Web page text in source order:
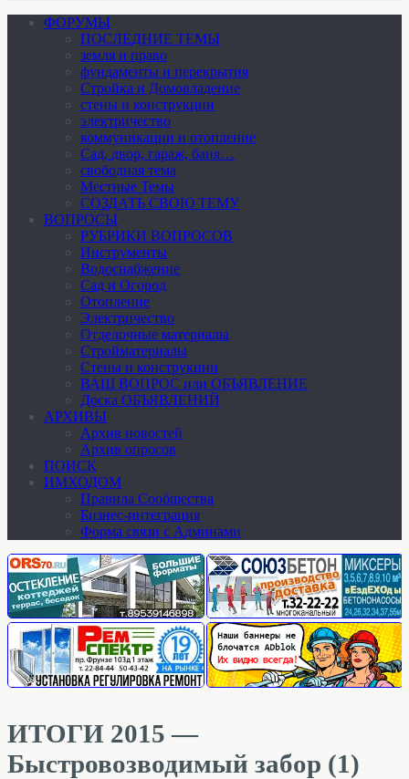
ФОРУМЫ
ПОСЛЕДНИЕ ТЕМЫ
земля и право
фундаменты и перекрытия
Стройка и Домовладение
стены и конструкции
электричество
коммуникации и отопление
Cад, двор, гараж, баня…
свободная тема
Местные Темы
СОЗДАТЬ СВОЮ ТЕМУ
ВОПРОСЫ
РУБРИКИ ВОПРОСОВ
Инструменты
Водоснабжение
Сад и Огород
Отопление
Электричество
Отделочные материалы
Стройматериалы
Стены и конструкции
ВАШ ВОПРОС или ОБЪЯВЛЕНИЕ
Доска ОБЪЯВЛЕНИЙ
АРХИВЫ
Архив новостей
Архив опросов
ПОИСК
ИМХОДОМ
Правила Сообщества
Бизнес-интеграция
Форма связи с Админами
ИТОГИ 2015 —
Быстровозводимый забор (1)